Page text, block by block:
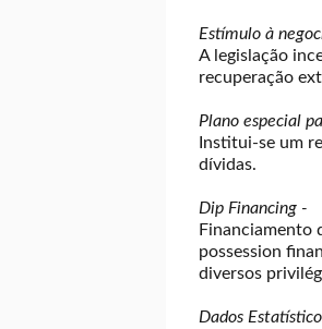
Estímulo à
A legislação
recuperação
Plano especial
Institui-se um
dívidas.
Dip Financing -
Financiamento
possession
diversos
Dados